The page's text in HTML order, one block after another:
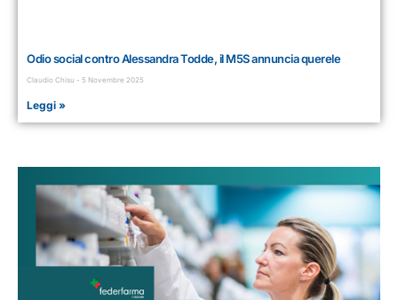
Odio social contro Alessandra Todde, il M5S annuncia querele
Claudio Chisu 5 Novembre 2025
Leggi »